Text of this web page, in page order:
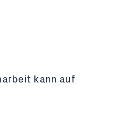
kann auf